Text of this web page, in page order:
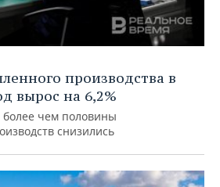
производства в
вырос на 6,2%
более чем половины
снизились